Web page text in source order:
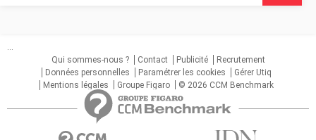
...
Qui sommes-nous ?
Contact Publicité
Recrutement
Données personnelles
Paramétrer les cookies
Gérer Utiq
Mentions légales
Groupe Figaro © 2026 CCM Benchmark